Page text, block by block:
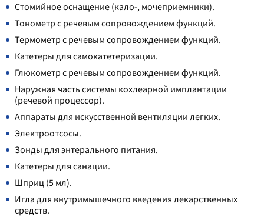
Стомийное оснащение (кало-, мочеприемники).
Тонометр с речевым сопровождением функций.
Термометр с речевым сопровождением функций.
Катетеры для самокатетеризации.
Глюкометр с речевым сопровождением функций.
Наружная часть системы кохлеарной имплантации
(речевой процессор).
Аппараты для искусственной вентиляции легких.
Электроотсосы.
Зонды для энтерального питания.
Катетеры для санации.
Шприц (5 мл).
Игла для внутримышечного введения лекарственных
средств.